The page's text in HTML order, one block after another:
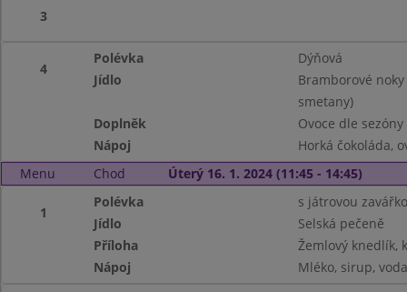
3
4
Polévka
Dýňová
Jídlo
Bramborové
smetany)
Doplněk
Ovoce dle sezóny
Nápoj
Horká čokoláda,
Menu
Chod Úterý 16. 1. 2024 (11:45 - 14:45)
1
Polévka
s játrovou
Jídlo
Selská pečeně
Příloha
Žemlový knedlík,
Nápoj
Mléko, sirup,